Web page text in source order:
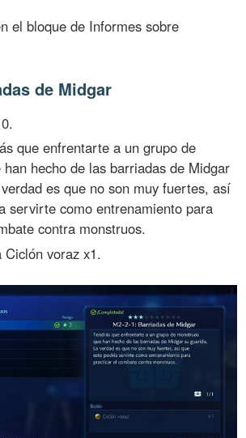
el bloque de Informes sobre
de Midgar
que enfrentarte a un grupo de
han hecho de las barriadas de Midgar
es que no son muy fuertes, así
servirte como entrenamiento para
contra monstruos.
Ciclón voraz x1.